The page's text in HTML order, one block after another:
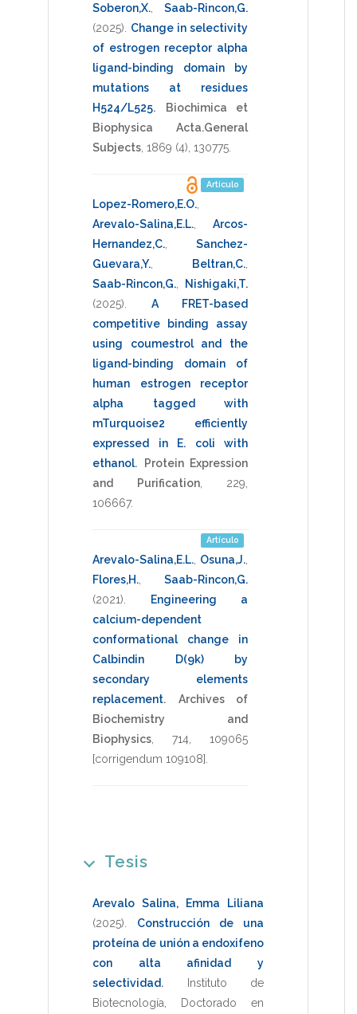
Soberon,X.
Saab-Rincon,G.
(2025)
Change in selectivity
of estrogen receptor alpha
ligand-binding domain by
mutations at residues
H524/L525.
Biochimica et
Biophysica Acta.General
Subjects 1869 (4), 130775
Artículo
Lopez-Romero,E.O.
Arevalo-Salina,E.L.
Arcos-
Hernandez,C.
Sanchez-
Guevara,Y.
Beltran,C.
Saab-Rincon,G.
Nishigaki,T.
(2025)
A FRET-based
competitive binding assay
using coumestrol and the
ligand-binding domain of
human estrogen receptor
alpha tagged with
mTurquoise2 efficiently
expressed in E. coli with
ethanol.
Protein Expression
and Purification, 229
106667.
Artículo
Arevalo-Salina,E.L. Osuna,J.
Flores,H.
Saab-Rincon,G.
(2021)
Engineering a
calcium-dependent
conformational change in
Calbindin D(9k) by
secondary elements
replacement.
Archives of
Biochemistry and
Biophysics
714
109065
[corrigendum 109108]
Tesis
Arevalo Salina, Emma Liliana
(2025)
Construcción de una
proteína de unión a endoxifeno
con alta afinidad y
selectividad.
Instituto de
Biotecnología
Doctorado en